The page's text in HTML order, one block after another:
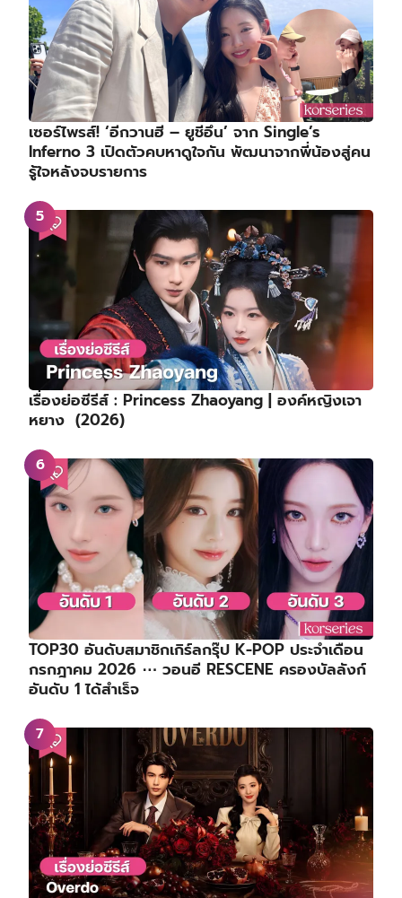
เซอร์ไพรส์! ‘อีกวานฮี – ยูชีอึน’ จาก Single’s
Inferno 3 เปิดตัวคบหาดูใจกัน พัฒนาจากพี่น้องสู่คน
รู้ใจหลังจบรายการ
เรื่องย่อซีรีส์ : Princess Zhaoyang | องค์หญิงเจา
หยาง (2026)
TOP30 อันดับสมาชิกเกิร์ลกรุ๊ป K-POP ประจำเดือน
กรกฎาคม 2026 ⋯ วอนอี RESCENE ครองบัลลังก์
อันดับ 1 ได้สำเร็จ